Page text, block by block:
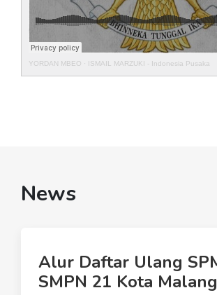
YORDAN MBEO · ISMAIL MARZUKI - Indonesia Pusaka
News
Alur Daftar Ulang
SMPN 21 Kota